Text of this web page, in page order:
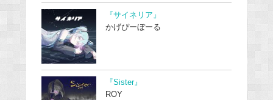
『サイネリア』
かげぴーぼーる
『Sister』
ROY